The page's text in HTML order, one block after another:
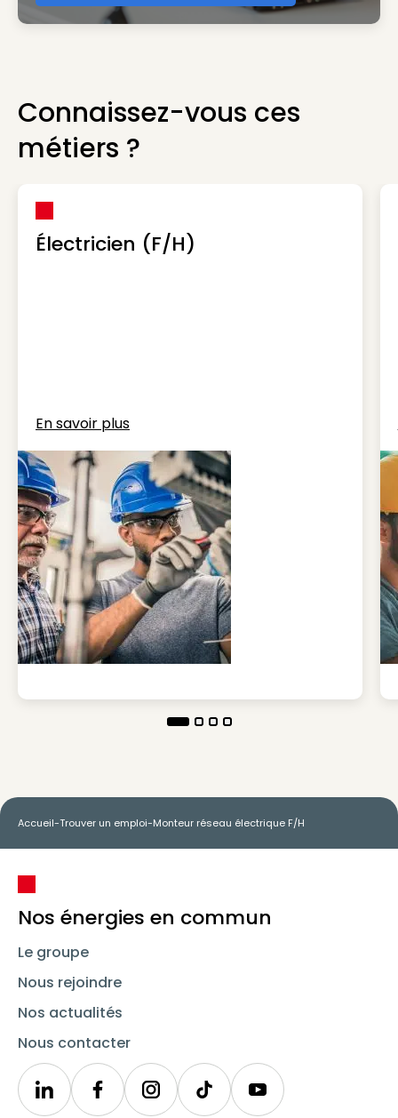
Connaissez-vous ces
métiers ?
Électricien (F/H)
En savoir plus
Accueil-Trouver un emploi-Monteur réseau électrique F/H
Nos énergies en commun
Le groupe
Nous rejoindre
Nos actualités
Nous contacter
LinkedinSynergieInstagramTikTok Youtube